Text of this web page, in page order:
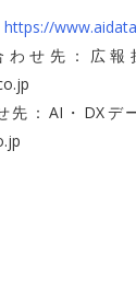
https://
わせ先：広
先：AI・DXデ